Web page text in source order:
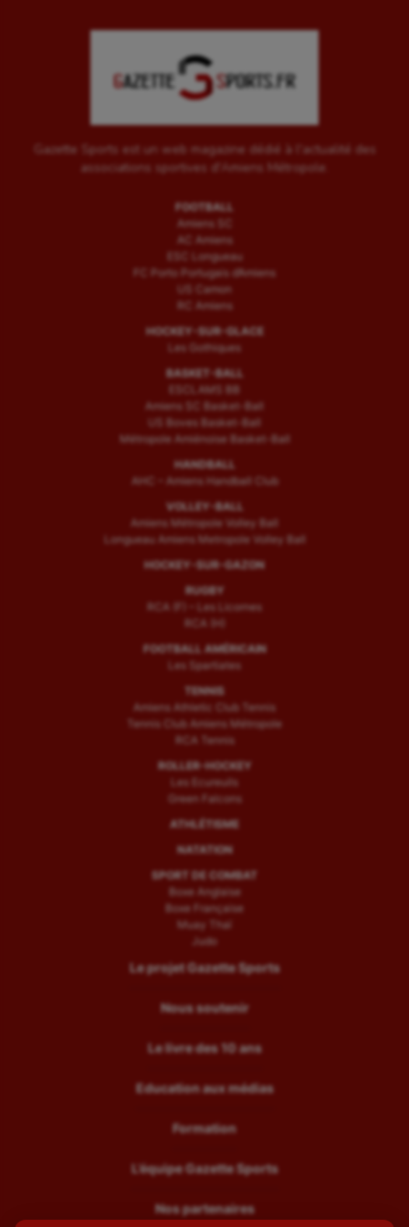
Gazette Sports est un web magazine dédié à l'actualité des
associations sportives d'Amiens Métropole.
FOOTBALL
Amiens SC
AC Amiens
ESC Longueau
FC Porto Portugais d’Amiens
US Camon
RC Amiens
HOCKEY-SUR-GLACE
Les Gothiques
BASKET-BALL
ESCLAMS BB
Amiens SC Basket-Ball
US Boves Basket-Ball
Métropole Amiénoise Basket-Ball
HANDBALL
AHC – Amiens Handball Club
VOLLEY-BALL
Amiens Métropole Volley Ball
Longueau Amiens Metropole Volley Ball
HOCKEY-SUR-GAZON
RUGBY
RCA (F) – Les Licornes
RCA (H)
FOOTBALL AMÉRICAIN
Les Spartiates
TENNIS
Amiens Athletic Club Tennis
Tennis Club Amiens Métropole
RCA Tennis
ROLLER-HOCKEY
Les Ecureuils
Green Falcons
ATHLÉTISME
NATATION
SPORT DE COMBAT
Boxe Anglaise
Boxe Française
Muay Thaï
Judo
Le projet Gazette Sports
Nous soutenir
Le livre des 10 ans
Education aux médias
Formation
L’équipe Gazette Sports
Nos partenaires